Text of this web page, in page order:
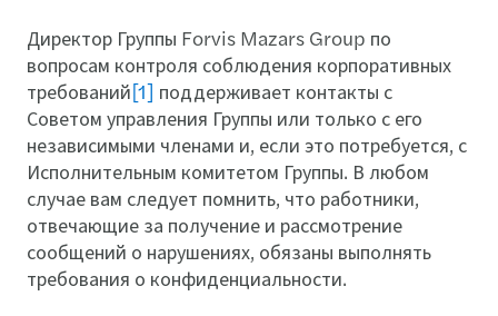
Директор Группы Forvis Mazars Group по
вопросам контроля соблюдения корпоративных
требований[1] поддерживает контакты с
Советом управления Группы или только с его
независимыми членами и, если это потребуется, с
Исполнительным комитетом Группы. В любом
случае вам следует помнить, что работники,
отвечающие за получение и рассмотрение
сообщений о нарушениях, обязаны выполнять
требования о конфиденциальности.